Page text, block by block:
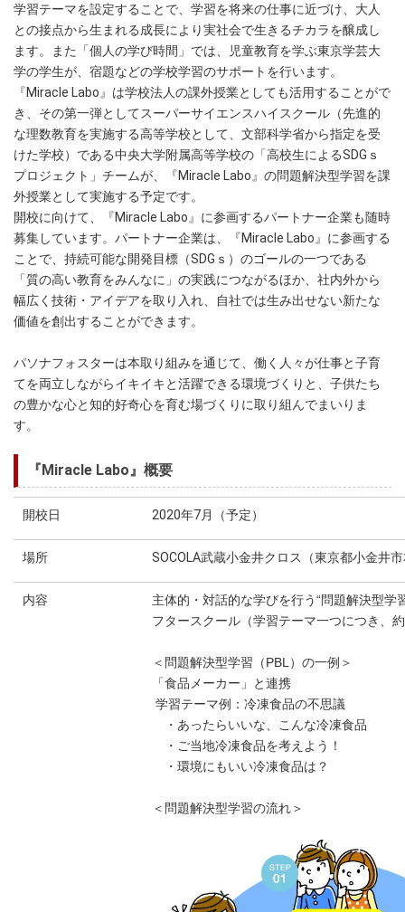
学習テーマを設定することで、学習を将来の仕事に近づけ、大人
との接点から生まれる成長により実社会で生きるチカラを醸成し
ます。また「個人の学び時間」では、児童教育を学ぶ東京学芸大
学の学生が、宿題などの学校学習のサポートを行います。
『Miracle Labo』は学校法人の課外授業としても活用することがで
き、その第一弾としてスーパーサイエンスハイスクール（先進的
な理数教育を実施する高等学校として、文部科学省から指定を受
けた学校）である中央大学附属高等学校の「高校生によるSDGｓ
プロジェクト」チームが、『Miracle Labo』の問題解決型学習を課
外授業として実施する予定です。
開校に向けて、『Miracle Labo』に参画するパートナー企業も随時
募集しています。パートナー企業は、『Miracle Labo』に参画する
ことで、持続可能な開発目標（SDGｓ）のゴールの一つである
「質の高い教育をみんなに」の実践につながるほか、社内外から
幅広く技術・アイデアを取り入れ、自社では生み出せない新たな
価値を創出することができます。
パソナフォスターは本取り組みを通じて、働く人々が仕事と子育
てを両立しながらイキイキと活躍できる環境づくりと、子供たち
の豊かな心と知的好奇心を育む場づくりに取り組んでまいりま
す。
『Miracle Labo』概要
開校日 2020年7月（予定）
場所 SOCOLA武蔵小金井クロス（東京都小金井
内容
主体的・対話的な学びを行う“問題解決型
フタースクール（学習テーマ一つにつき、
＜問題解決型学習（PBL）の一例＞
「食品メーカー」と連携
学習テーマ例：冷凍食品の不思議
・あったらいいな、こんな冷凍食品
・ご当地冷凍食品を考えよう！
・環境にもいい冷凍食品は？
＜問題解決型学習の流れ＞